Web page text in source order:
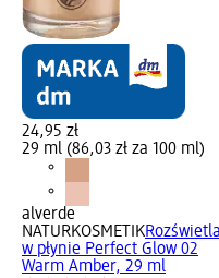
24,95 zł
29 ml (86,03 zł za 100 ml)
alverde
NATURKOSMETIK
w płynie Perfect Glow 02
Warm Amber, 29 ml